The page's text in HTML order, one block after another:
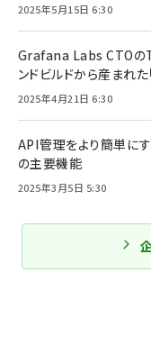
2025年5月15日 6:30
Grafana Labs CTOの
ンドビルドから産まれた
2025年4月21日 6:30
API管理をより簡単に
の主要機能
2025年3月5日 5:30